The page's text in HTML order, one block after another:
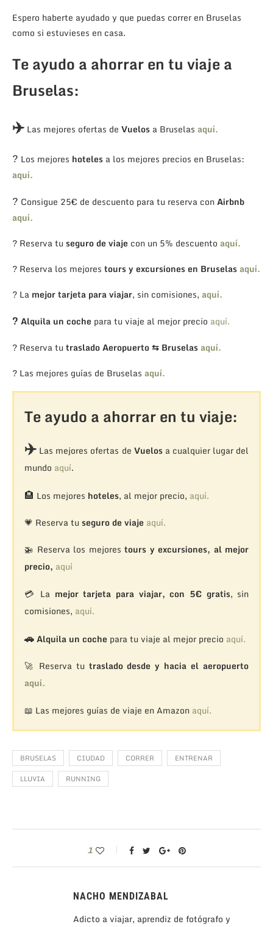
Espero haberte ayudado y que puedas correr en Bruselas
como si estuvieses en casa.
Te ayudo a ahorrar en tu viaje a
Bruselas:
✈️ Las mejores ofertas de Vuelos a Bruselas aquí.
? Los mejores hoteles a los mejores precios en Bruselas:
aquí.
? Consigue 25€ de descuento para tu reserva conAirbnb
aquí.
? Reserva tu seguro de viaje con un 5% descuento aquí.
? Reserva los mejores tours y excursiones en Bruselasaquí.
? La mejor tarjeta para viajar, sin comisiones, aquí.
? Alquila un coche para tu viaje al mejor precio aquí.
? Reserva tu traslado Aeropuerto ⇆ Bruselasaquí.
? Las mejores guías de Bruselas aquí.
Te ayudo a ahorrar en tu viaje:
✈️Las mejores ofertas de Vuelosa cualquier lugar del
mundo aquí.
🏨 Los mejores hoteles, al mejor precio, aquí.
💗 Reserva tu seguro de viaje aquí.
🚁 Reserva los mejorestours y excursiones, al mejor
precio, aquí
💳 La mejor tarjeta para viajar, con 5€ gratis, sin
comisiones, aquí.
🚗Alquila un coche para tu viaje al mejor precio aquí.
🚀 Reserva tu traslado desde y hacia el aeropuerto
aquí.
📖 Las mejores guías de viaje en Amazon aquí.
BRUSELAS CIUDAD CORRER
ENTRENAR
LLUVIA
RUNNING
1
NACHO MENDIZABAL
Adicto a viajar, aprendiz de fotógrafo y